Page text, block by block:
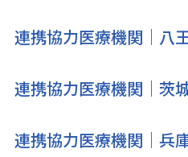
連携協力医療機関｜八
連携協力医療機関｜茨
連携協力医療機関｜兵